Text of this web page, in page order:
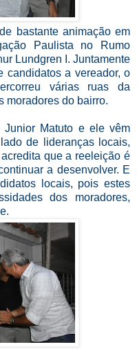
bastante animação em
Paulista no Rumo
Lundgren I. Juntamente
candidatos a vereador, o
várias ruas da
moradores do bairro.
Junior Matuto e ele vêm
de lideranças locais,
que a reeleição é
a desenvolver. E
locais, pois estes
dos moradores,